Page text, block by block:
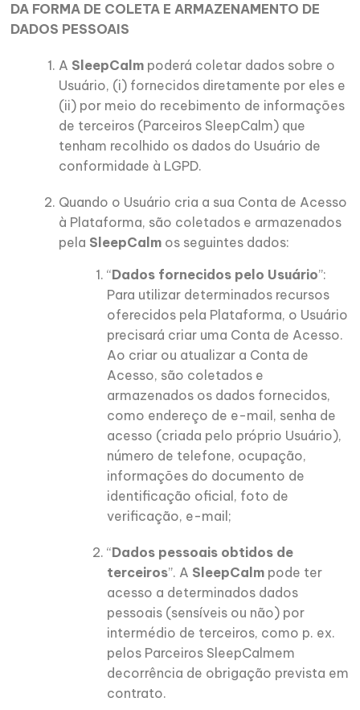
DA FORMA DE COLETA E ARMAZENAMENTO DE
DADOS PESSOAIS
A SleepCalm poderá coletar dados sobre o
Usuário, (i) fornecidos diretamente por eles e
(ii) por meio do recebimento de informações
de terceiros (Parceiros SleepCalm) que
tenham recolhido os dados do Usuário de
conformidade à LGPD.
Quando o Usuário cria a sua Conta de Acesso
à Plataforma, são coletados e armazenados
pela SleepCalm os seguintes dados:
“Dados fornecidos pelo Usuário”:
Para utilizar determinados recursos
oferecidos pela Plataforma, o Usuário
precisará criar uma Conta de Acesso.
Ao criar ou atualizar a Conta de
Acesso, são coletados e
armazenados os dados fornecidos,
como endereço de e-mail, senha de
acesso (criada pelo próprio Usuário),
número de telefone, ocupação,
informações do documento de
identificação oficial, foto de
verificação, e-mail;
“Dados pessoais obtidos de
terceiros”. A SleepCalm pode ter
acesso a determinados dados
pessoais (sensíveis ou não) por
intermédio de terceiros, como p. ex.
pelos Parceiros SleepCalmem
decorrência de obrigação prevista em
contrato.